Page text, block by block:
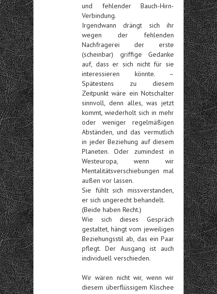
und fehlender Bauch-Hirn-
Verbindung.
Irgendwann drängt sich ihr
wegen der fehlenden
Nachfragerei der erste
(scheinbar) griffige Gedanke
auf, dass er sich nicht für sie
interessieren könnte. –
Spätestens zu diesem
Zeitpunkt wäre ein Notschalter
sinnvoll, denn alles, was jetzt
kommt, wiederholt sich in mehr
oder weniger regelmäßigen
Abständen, und das vermutlich
in jeder Beziehung auf diesem
Planeten. Oder zumindest in
Westeuropa, wenn wir
Mentalitätsverschiebungen mal
außen vor lassen.
Sie fühlt sich missverstanden,
er sich ungerecht behandelt.
(Beide haben Recht.)
Wie sich dieses Gespräch
gestaltet, hängt vom jeweiligen
Beziehungsstil ab, das ein Paar
pflegt. Der Ausgang ist auch
individuell verschieden.
Wir wären nicht wir, wenn wir
diesem überflüssigem Klischee